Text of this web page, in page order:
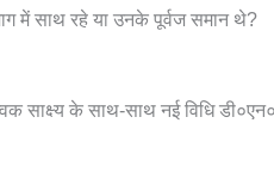
में साथ रहे या उनके पूर्वज समान थे?
साक्ष्य के साथ-साथ नई विधि